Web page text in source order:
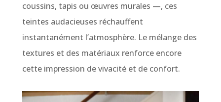
coussins, tapis ou œuvres murales —, ces
teintes audacieuses réchauffent
instantanément l’atmosphère. Le mélange des
textures et des matériaux renforce encore
cette impression de vivacité et de confort.